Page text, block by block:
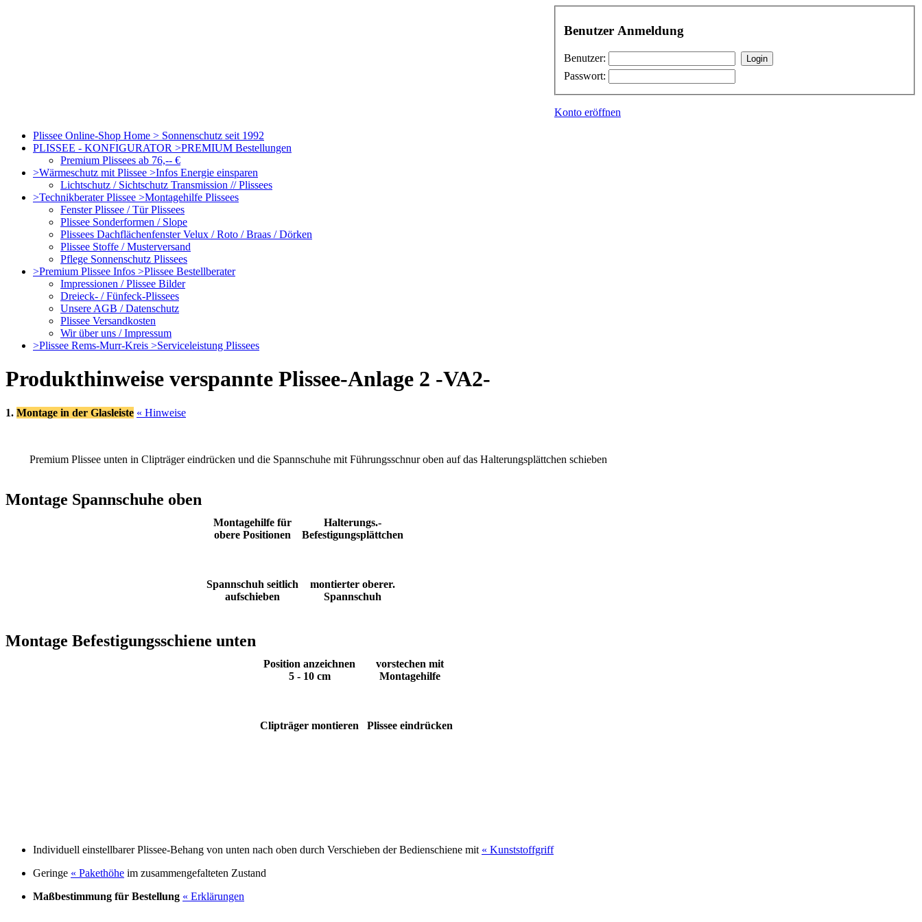
Benutzer Anmeldung
Benutzer:
Passwort:
Konto eröffnen
Plissee Online-Shop Home > Sonnenschutz seit 1992
PLISSEE - KONFIGURATOR >PREMIUM Bestellungen
Premium Plissees ab 76,-- €
>Wärmeschutz mit Plissee >Infos Energie einsparen
Lichtschutz / Sichtschutz Transmission // Plissees
>Technikberater Plissee >Montagehilfe Plissees
Fenster Plissee / Tür Plissees
Plissee Sonderformen / Slope
Plissees Dachflächenfenster Velux / Roto / Braas / Dörken
Plissee Stoffe / Musterversand
Pflege Sonnenschutz Plissees
>Premium Plissee Infos >Plissee Bestellberater
Impressionen / Plissee Bilder
Dreieck- / Fünfeck-Plissees
Unsere AGB / Datenschutz
Plissee Versandkosten
Wir über uns / Impressum
>Plissee Rems-Murr-Kreis >Serviceleistung Plissees
Produkthinweise verspannte Plissee-Anlage 2 -VA2-
1. Montage in der Glasleiste « Hinweise
Premium Plissee unten in Clipträger eindrücken und die Spannschuhe mit Führungsschnur oben auf das Halterungsplättchen schieben
Montage Spannschuhe oben
Montagehilfe für
obere Positionen
Halterungs.-
Befestigungsplättchen
Spannschuh seitlich
aufschieben
montierter oberer.
Spannschuh
Montage Befestigungsschiene unten
Position anzeichnen
5 - 10 cm
vorstechen mit
Montagehilfe
Clipträger montieren Plissee eindrücken
Individuell einstellbarer Plissee-Behang von unten nach oben durch Verschieben der Bedienschiene mit « Kunststoffgriff
Geringe « Pakethöhe im zusammengefalteten Zustand
Maßbestimmung für Bestellung « Erklärungen